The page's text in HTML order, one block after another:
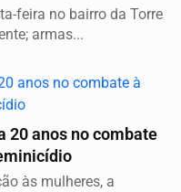
feira no bairro da Torre
armas...
20 anos no combate
às mulheres, a